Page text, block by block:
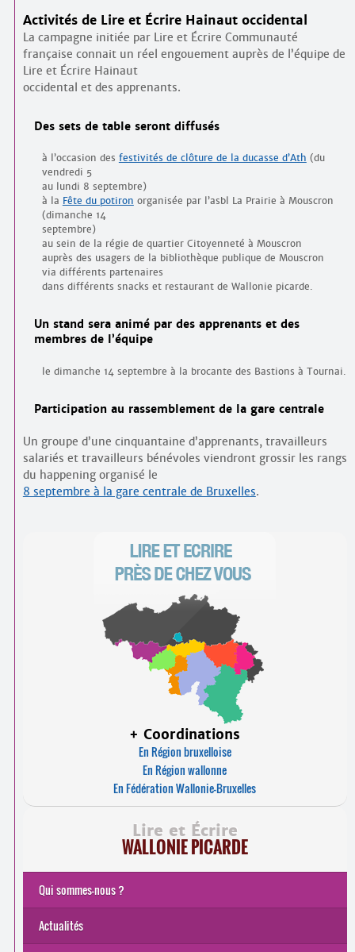
Activités de Lire et Écrire Hainaut occidental
La campagne initiée par Lire et Écrire Communauté
française connait un réel engouement auprès de l’équipe de
Lire et Écrire Hainaut
occidental et des apprenants.
Des sets de table seront diffusés
à l’occasion des festivités de clôture de la ducasse d’Ath (du
vendredi 5
au lundi 8 septembre)
à la Fête du potiron organisée par l’asbl La Prairie à Mouscron
(dimanche 14
septembre)
au sein de la régie de quartier Citoyenneté à Mouscron
auprès des usagers de la bibliothèque publique de Mouscron
via différents partenaires
dans différents snacks et restaurant de Wallonie picarde.
Un stand sera animé par des apprenants et des
membres de l’équipe
le dimanche 14 septembre à la brocante des Bastions à Tournai.
Participation au rassemblement de la gare centrale
Un groupe d’une cinquantaine d’apprenants, travailleurs
salariés et travailleurs bénévoles viendront grossir les rangs
du happening organisé le
8 septembre à la gare centrale de Bruxelles.
+ Coordinations
En Région bruxelloise
En Région wallonne
En Fédération Wallonie-Bruxelles
Lire et Écrire
WALLONIE PICARDE
Qui sommes-nous ?
Actualités